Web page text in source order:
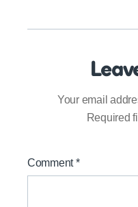
Your email
Required
Comment*